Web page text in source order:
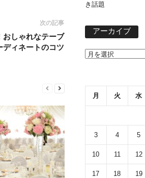
次の記事
しゃれなテーブ
ディネートのコツ
き話題
アーカイブ
月 火 水
3 4 5
10 11 12
17 18 19